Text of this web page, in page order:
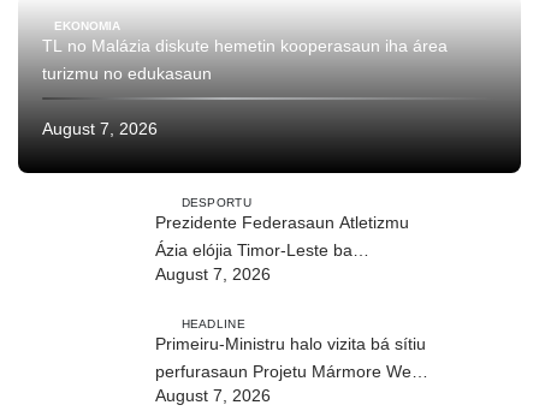
EKONOMIA
TL no Malázia diskute hemetin kooperasaun iha área
turizmu no edukasaun
August 7, 2026
DESPORTU
Prezidente Federasaun Atletizmu
Ázia elójia Timor-Leste ba
realizasaun DIM 2026
August 7, 2026
HEADLINE
Primeiru-Ministru halo vizita bá sítiu
perfurasaun Projetu Mármore We-
uah iha Ilimanu
August 7, 2026